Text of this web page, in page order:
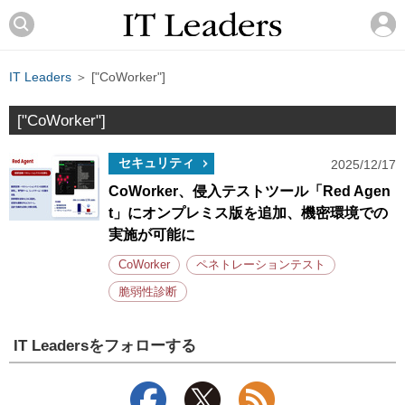
IT Leaders ＞ ["CoWorker"]
["CoWorker"]
セキュリティ 2025/12/17
CoWorker、侵入テストツール「Red Agen
t」にオンプレミス版を追加、機密環境での
実施が可能に
CoWorker ペネトレーションテスト
脆弱性診断
IT Leadersをフォローする